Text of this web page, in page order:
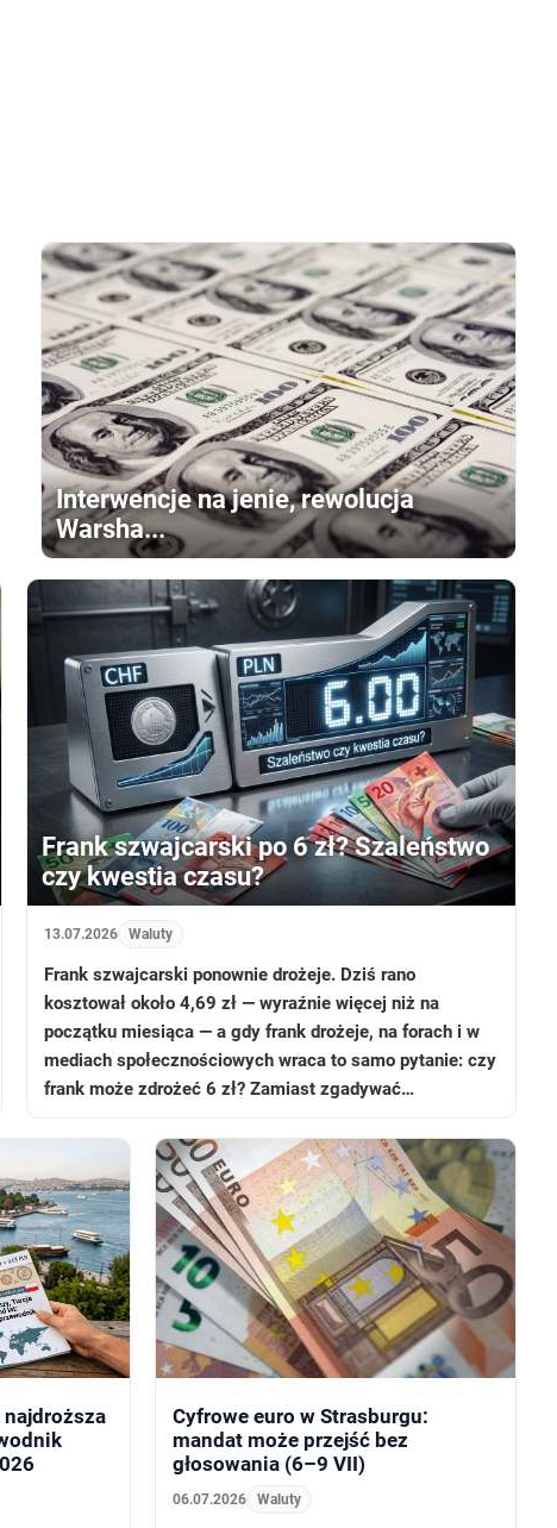
Interwencje na jenie, rewolucja
Warsha...
Frank szwajcarski po 6 zł? Szaleństwo
czy kwestia czasu?
13.07.2026 Waluty
Frank szwajcarski ponownie drożeje. Dziś rano
kosztował około 4,69 zł — wyraźnie więcej niż na
początku miesiąca — a gdy frank drożeje, na forach i w
mediach społecznościowych wraca to samo pytanie: czy
frank może zdrożeć 6 zł? Zamiast zgadywać…
najdroższa
Cyfrowe euro w Strasburgu:
mandat może przejść bez
głosowania (6–9 VII)
06.07.2026 Waluty